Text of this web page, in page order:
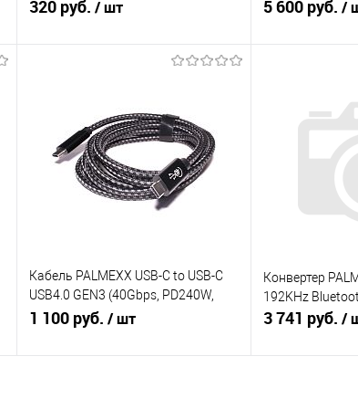
320 руб. / шт
Купить в 1 клик
К сравнению
В избранное
Под заказ
5 600 руб. /
Купить в 1
В избранное
Кабель PALMEXX USB-C to USB-C
USB4.0 GEN3 (40Gbps, PD240W,
8K@60Hz), длина 2м
1 100 руб. / шт
Конвертер
192KHz
3 741 руб. /